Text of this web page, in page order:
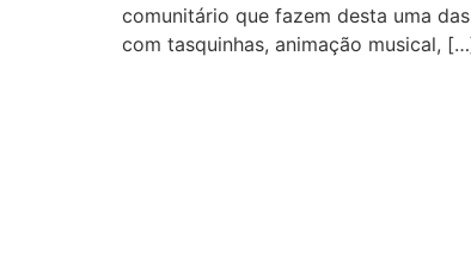
comunitário que fazem desta uma
com tasquinhas, animação musical,